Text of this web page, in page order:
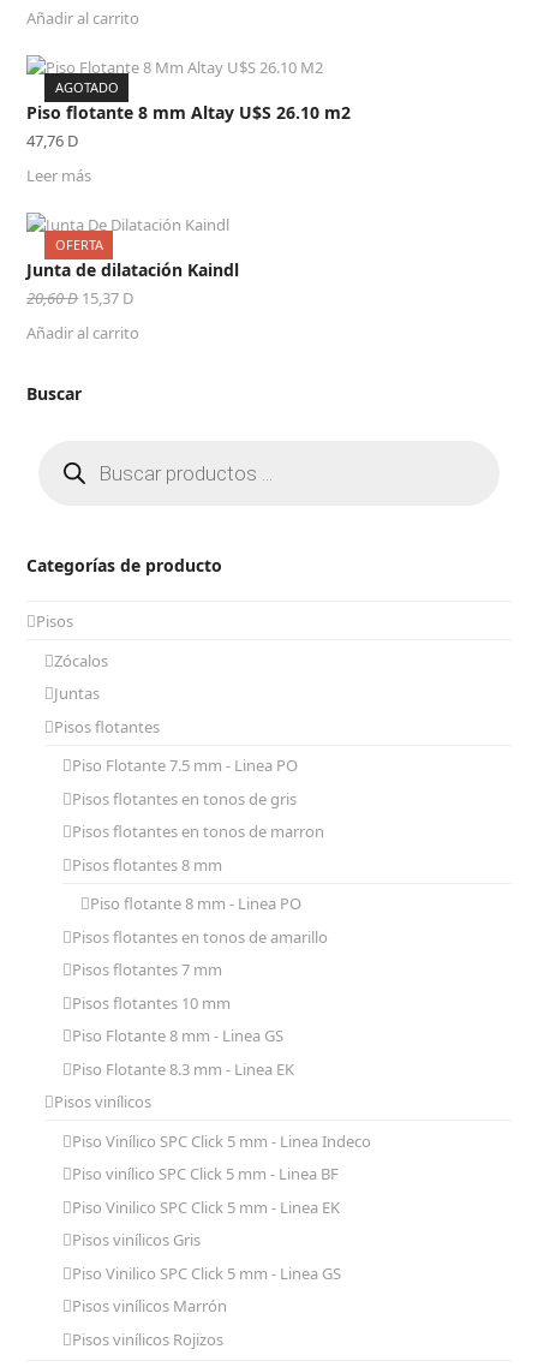
Añadir al carrito
AGOTADO
Piso flotante 8 mm Altay U$S 26.10 m2
47,76 D
Leer más
OFERTA
Junta de dilatación Kaindl
20,60DEl
original
15,37 DEl
actual
Añadir al carrito
Buscar
productos
Categorías de producto
Pisos
Zócalos
Juntas
Pisos flotantes
Piso Flotante 7.5 mm - Linea PO
Pisos flotantes en tonos de gris
Pisos flotantes en tonos de marron
Pisos flotantes 8 mm
Piso flotante 8 mm - Linea PO
Pisos flotantes en tonos de amarillo
Pisos flotantes 7 mm
Pisos flotantes 10 mm
Piso Flotante 8 mm - Linea GS
Piso Flotante 8.3 mm - Linea EK
Pisos vinílicos
Piso Vinílico SPC Click 5 mm - Linea Indeco
Piso vinílico SPC Click 5 mm - Linea BF
Piso Vinilico SPC Click 5 mm - Linea EK
Pisos vinílicos Gris
Piso Vinilico SPC Click 5 mm - Linea GS
Pisos vinílicos Marrón
Pisos vinílicos Rojizos